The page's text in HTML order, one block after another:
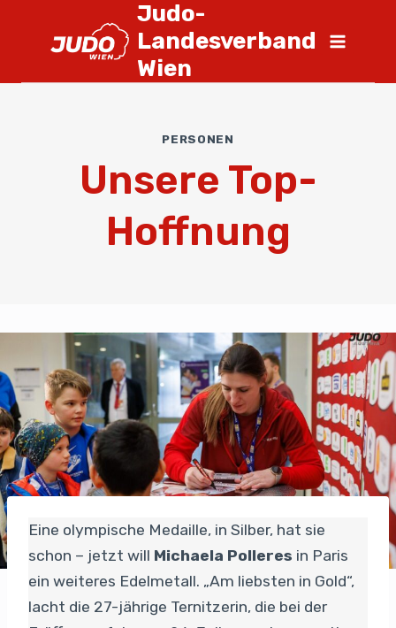
Judo-
Landesverband
Wien
PERSONEN
Unsere Top-
Hoffnung
Eine olympische Medaille, in Silber, hat sie
schon – jetzt will Michaela Polleres in Paris
ein weiteres Edelmetall. „Am liebsten in Gold“,
lacht die 27-jährige Ternitzerin, die bei der